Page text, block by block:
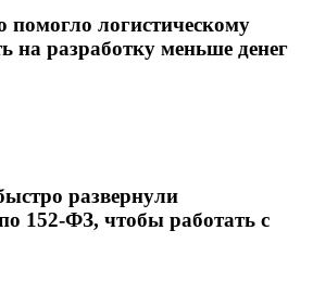
помогло логистическому
на разработку меньше денег
развернули
152-ФЗ, чтобы работать с